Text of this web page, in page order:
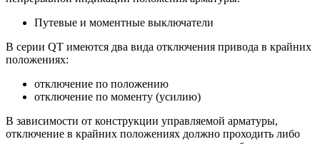
Путевые и моментные выключатели
В серии QT имеются два вида отключения привода в крайних
положениях:
отключение по положению
отключение по моменту (усилию)
В зависимости от конструкции управляемой арматуры,
отключение в крайних положениях должно проходить либо